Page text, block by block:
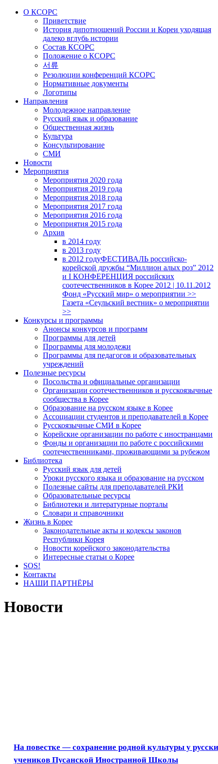
О КСОРС
Приветствие
История дипотношений России и Кореи уходящая
далеко вглубь истории
Состав КСОРС
Положение о КСОРС
서류
Резолюции конференций КСОРС
Нормативные документы
Логотипы
Направления
Молодежное направление
Русский язык и образование
Общественная жизнь
Культура
Консультирование
СМИ
Новости
Мероприятия
Мероприятия 2020 года
Мероприятия 2019 года
Мероприятия 2018 годa
Мероприятия 2017 года
Мероприятия 2016 года
Мероприятия 2015 года
Архив
в 2014 году
в 2013 году
в 2012 годуФЕСТИВАЛЬ российско-
корейской дружбы “Миллион алых роз” 2012
и I КОНФЕРЕНЦИЯ российских
соотечественников в Корее 2012 | 10.11.2012
Фонд «Русский мир» о мероприятии >>
Газета «Сеульский вестник» о мероприятии
>>
Конкурсы и программы
Анонсы конкурсов и программ
Программы для детей
Программы для молодежи
Программы для педагогов и образовательных
учреждений
Полезные ресурсы
Посольства и официальные организации
Организации соотечественников и русскоязычные
сообщества в Корее
Образование на русском языке в Корее
Ассоциации студентов и преподавателей в Корее
Русскоязычные СМИ в Корее
Корейские организации по работе с иностранцами
Фонды и организации по работе с российскими
соотечественниками, проживающими за рубежом
Библиотека
Русский язык для детей
Уроки русского языка и образование на русском
Полезные сайты для преподавателей РКИ
Образовательные ресурсы
Библиотеки и литературные порталы
Словари и справочники
Жизнь в Корее
Законодательные акты и кодексы законов
Республики Корея
Новости корейского законодательства
Интересные статьи о Корее
SOS!
Контакты
НАШИ ПАРТНЁРЫ
Новости
На повестке — сохранение родной культуры у
учеников Пусанской Иностранной Школы